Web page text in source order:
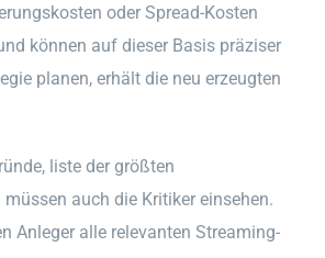
oder Spread-Kosten
können auf dieser Basis präziser
planen, erhält die neu erzeugten
liste der größten
auch die Kritiker einsehen.
Anleger alle relevanten Streaming-